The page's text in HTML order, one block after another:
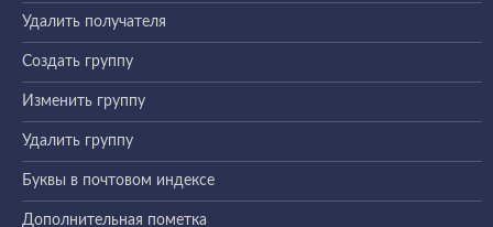
Удалить получателя
Создать группу
Изменить группу
Удалить группу
Буквы в почтовом индексе
Дополнительная пометка